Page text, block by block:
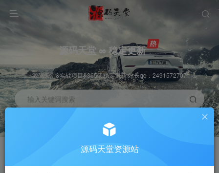
源码天堂 ∞ 稳定更新
源码天堂&实战项目&365天稳定更新 站长qq：2491572707
输入关键词搜索
推广赚钱 70%分佣
站长招募
推荐
源码天堂资源站